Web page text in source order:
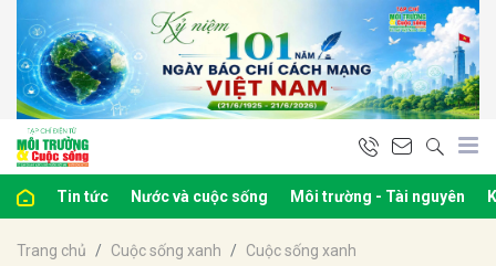
Tin tức Nước và cuộc sống Môi trường - Tài nguyên
Trang chủ Cuộc sống xanh Cuộc sống xanh
luận